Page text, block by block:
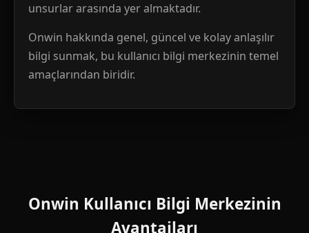
unsurlar arasında yer almaktadır.
Onwin hakkında genel, güncel ve kolay anlaşılır
bilgi sunmak, bu kullanıcı bilgi merkezinin temel
amaçlarından biridir.
Onwin Kullanıcı Bilgi Merkezinin
Avantajları